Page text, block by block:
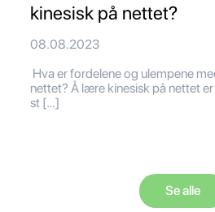
kinesisk på nettet?
08.08.2023
Hva er fordelene og ulempene
nettet? Å lære kinesisk på nettet
st […]
Se alle